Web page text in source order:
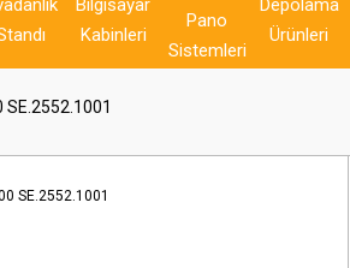
Bilgisayar
Kabinleri
Pano
Sistemleri
Depolama
Ürünleri
SE.2552.1001